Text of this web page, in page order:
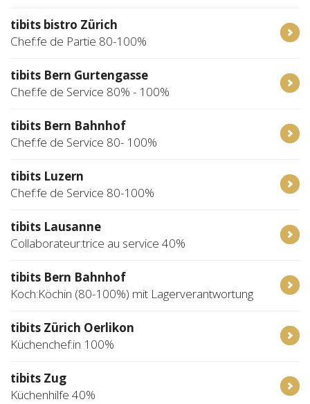
tibits bistro Zürich
Chef:fe de Partie 80-100%
tibits Bern Gurtengasse
Chef:fe de Service 80% - 100%
tibits Bern Bahnhof
Chef:fe de Service 80- 100%
tibits Luzern
Chef:fe de Service 80-100%
tibits Lausanne
Collaborateur:trice au service 40%
tibits Bern Bahnhof
Koch:Köchin (80-100%) mit Lagerverantwortung
tibits Zürich Oerlikon
Küchenchef:in 100%
tibits Zug
Küchenhilfe 40%